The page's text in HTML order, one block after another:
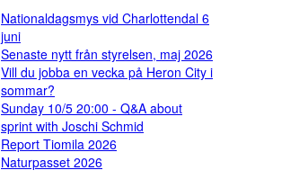
Nationaldagsmys vid Charlottendal 6
juni
Senaste nytt från styrelsen, maj 2026
Vill du jobba en vecka på Heron City i
sommar?
Sunday 10/5 20:00 - Q&A about
sprint with Joschi Schmid
Report Tiomila 2026
Naturpasset 2026